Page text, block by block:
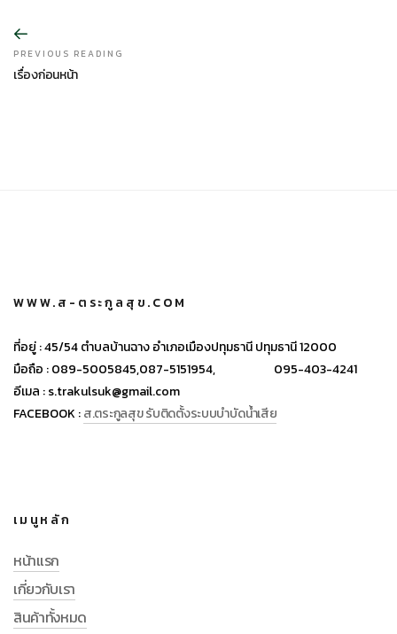
PREVIOUS READING
เรื่องก่อนหน้า
WWW.ส-ตระกูลสุข.COM
ที่อยู่ :45/54 ตำบลบ้านฉาง อำเภอเมืองปทุมธานี ปทุมธานี 12000
มือถือ :089-5005845,087-5151954, 095-403-4241
อีเมล :s.trakulsuk@gmail.com
FACEBOOK :ส.ตระกูลสุข รับติดตั้งระบบบำบัดน้ำเสีย
เมนูหลัก
หน้าแรก
เกี่ยวกับเรา
สินค้าทั้งหมด